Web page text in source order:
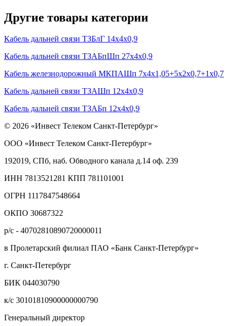
Другие товары категории
Кабель дальней связи ТЗБлГ 14х4х0,9
Кабель дальней связи ТЗАБпШп 27х4х0,9
Кабель железнодорожный МКПАШп 7х4х1,05+5х2х0,7+1х0,7
Кабель дальней связи ТЗАШп 12х4х0,9
Кабель дальней связи ТЗАБп 12х4х0,9
© 2026 «Инвест Телеком Санкт-Петербург»
ООО «Инвест Телеком Санкт-Петербург»
192019, СПб, наб. Обводного канала д.14 оф. 239
ИНН 7813521281 КПП 781101001
ОГРН 1117847548664
ОКПО 30687322
р/с - 40702810890720000011
в Пролетарский филиал ПАО «Банк Санкт-Петербург»
г. Санкт-Петербург
БИК 044030790
к/с 30101810900000000790
Генеральный директор